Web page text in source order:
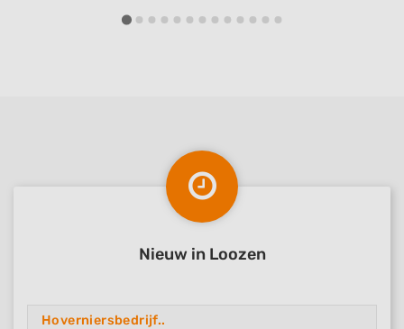
Nieuw in Loozen
Hoverniersbedrijf..